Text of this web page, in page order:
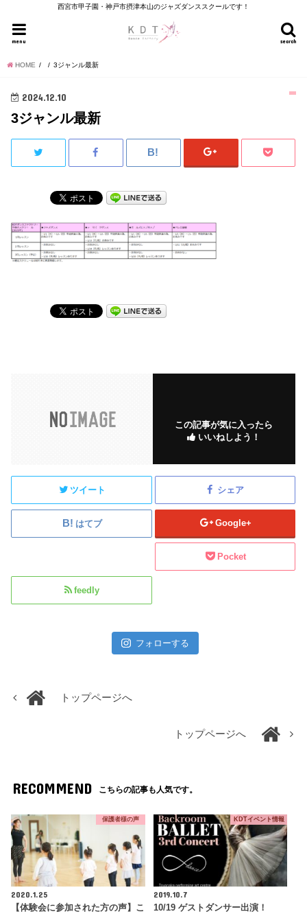
西宮市甲子園・神戸市摂津本山のジャズダンススクールです！
search
menu
HOME 3ジャンル最新
2024.12.10
3ジャンル最新
この記事が気に入ったら
いいねしよう！
ツイート シェア
はてブ Google+
Pocket
feedly
フォローする
トップページへ
トップページへ
RECOMMEND こちらの記事も人気です。
保護者様の声
2020.1.25
【体験会に参加された方の声】こ
KDTイベント情報
2019.10.7
10/19 ゲストダンサー出演！